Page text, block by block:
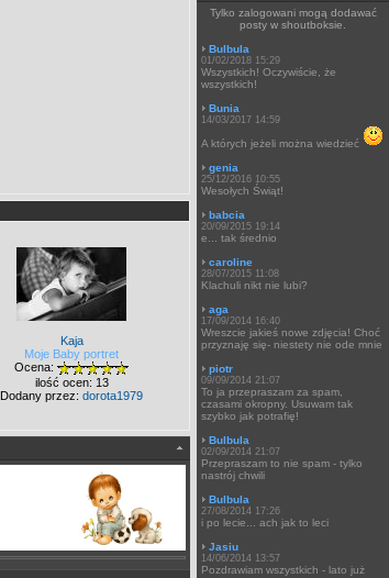
Kaja
Moje Baby portret
Ocena:
ilość ocen: 13
Dodany przez: dorota1979
Tylko zalogowani mogą dodawać
posty w shoutboksie.
Bulbula
01/02/2018 15:29
Wszystkich! Oczywiście, że
wszystkich!
Bunia
14/03/2017 14:59
A których jeżeli można wiedzieć
genia
25/12/2016 10:55
Wesołych Świąt!
babcia
20/09/2015 19:14
e... tak średnio
caroline
28/07/2015 11:08
Klachuli nikt nie lubi?
aga
17/09/2014 16:40
Wreszcie jakieś nowe zdjęcia! Choć
przyznaję się- niestety nie ode mnie
piotr
09/09/2014 21:07
To ja przepraszam za spam,
czasami okropny. Usuwam tak
szybko jak potrafię!
Bulbula
02/09/2014 21:07
Przepraszam to nie spam - tylko
nastrój chwili
Bulbula
27/08/2014 17:26
i po lecie... ach jak to leci
Jasiu
14/06/2014 13:57
Pozdrawiam wszystkich - lato już